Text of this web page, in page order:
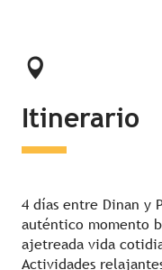
Itinerario
4 días entre Dinan y
auténtico momento
ajetreada vida
Actividades